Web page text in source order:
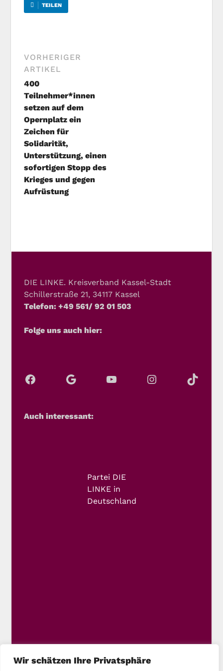
Wir schätzen Ihre Privatsphäre
TEILEN
VORHERIGER
ARTIKEL
400
Teilnehmer*innen
setzen auf dem
Opernplatz ein
Zeichen für
Solidarität,
Unterstützung, einen
sofortigen Stopp des
Krieges und gegen
Aufrüstung
DIE LINKE. Kreisverband Kassel-Stadt
Schillerstraße 21, 34117 Kassel
Telefon: +49 561/ 92 01 503
Folge uns auch hier:
Auch interessant:
Partei DIE
LINKE in
Deutschland